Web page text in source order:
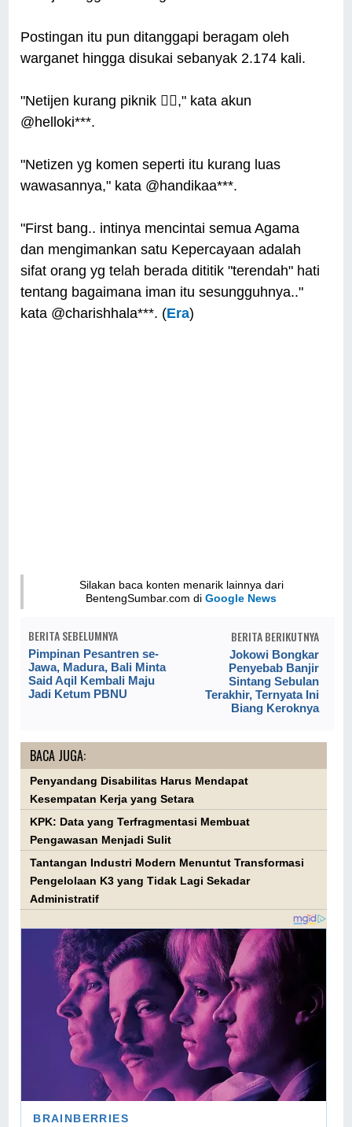
Postingan itu pun ditanggapi beragam oleh
warganet hingga disukai sebanyak 2.174 kali.
"Netijen kurang piknik 🤦‍♀️," kata akun
@helloki***.
"Netizen yg komen seperti itu kurang luas
wawasannya," kata @handikaa***.
"First bang.. intinya mencintai semua Agama
dan mengimankan satu Kepercayaan adalah
sifat orang yg telah berada dititik "terendah" hati
tentang bagaimana iman itu sesungguhnya.."
kata @charishhala***. (Era)
Silakan baca konten menarik lainnya dari
BentengSumbar.com diGoogle News
BERITA SEBELUMNYA
Pimpinan Pesantren se-
Jawa, Madura, Bali Minta
Said Aqil Kembali Maju
Jadi Ketum PBNU
BERITA BERIKUTNYA
Jokowi Bongkar
Penyebab Banjir
Sintang Sebulan
Terakhir, Ternyata Ini
Biang Keroknya
BACA JUGA:
Penyandang Disabilitas Harus Mendapat
Kesempatan Kerja yang Setara
KPK: Data yang Terfragmentasi Membuat
Pengawasan Menjadi Sulit
Tantangan Industri Modern Menuntut Transformasi
Pengelolaan K3 yang Tidak Lagi Sekadar
Administratif